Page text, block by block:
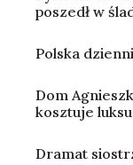
poszedł w
Polska
Dom
kosztuje
Dramat